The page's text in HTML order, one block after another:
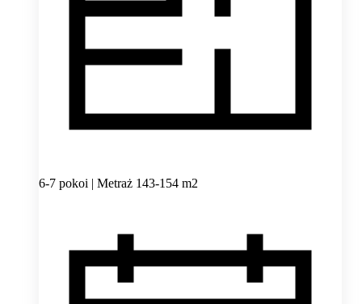
6-7 pokoi | Metraż 143-154 m2